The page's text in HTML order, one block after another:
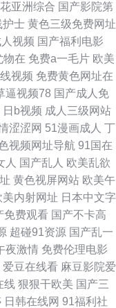
字幕 中文字幕的91 超碰
花成人在线视频 欧美日韩
夜三级网站 97国产视频
色综合 免费一二三区 午
成人小电影91 欧美aa网
色电影1 超碰98 美女视频
探花在线 97超碰人人干
性爱另类 亚洲另类影院
亚洲综合 国产影院第
护士 黄色三级免费网址
视频 国产福利电影
物在 免费a一毛片 欧美
视频 免费黄色网址在
逼视频78 国产成人免
日b视频 成人三级网站
涩涩网 51漫画成人 丁
视频网址导航 91国在
人 国产乱人 欧美乱欲
黄色视屏网站 欧美午
美内射网址 日本中文字
免费观看 国产不卡高
超碰91资源 国产乱一
夜激情 免费伦理电影
爱豆在线看 麻豆影院爱
线 狠狠干欧美 国产三
日韩在线网 91福利社